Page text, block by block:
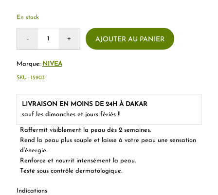
Raffermit visiblement la peau dès 2 semaines.
Rend la peau plus souple et laisse à votre peau une sensation
d’énergie.
Renforce et nourrit intensément la peau.
Testé sous contrôle dermatologique.
Indications
En stock
AJOUTER AU PANIER
Marque: NIVEA
LIVRAISON EN MOINS DE 24H À DAKAR
sauf les dimanches et jours fériés !!
SKU : 15903